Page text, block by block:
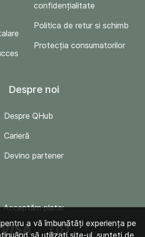
confidențialitate
Politica de retur si schimb
Protecția consumatorilor
Despre noi
Despre QHub
Carieră
Devino partener
Acceptăm plata:
a vă îmbunătăți experiența pe
să utilizați site-ul, sunteți de